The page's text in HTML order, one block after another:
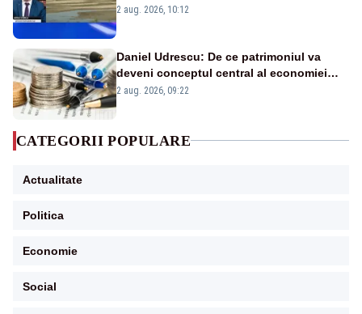
protejăm și natura, dar nu șținem omaneii
2 aug. 2026, 10:12
Daniel Udrescu: De ce patrimoniul va
deveni conceptul central al economiei
viitoare?
2 aug. 2026, 09:22
CATEGORII POPULARE
Actualitate
Politica
Economie
Social